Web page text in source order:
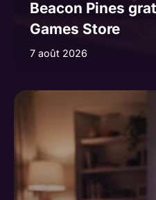
Beacon Pines
Games Store
7 août 2026